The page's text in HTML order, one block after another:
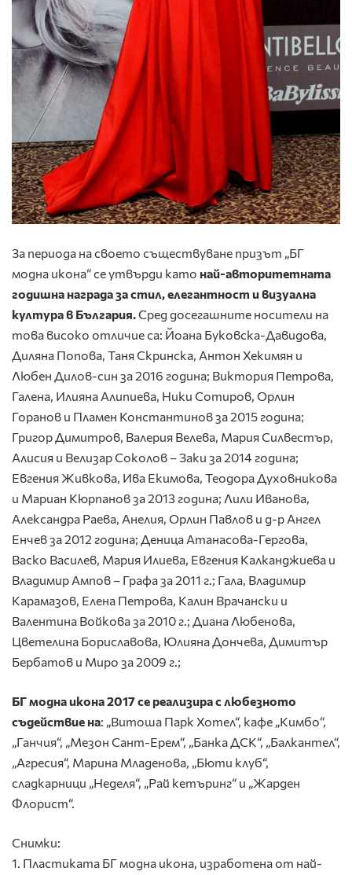
За периода на своето съществуване призът „БГ
модна икона“ се утвърди като най-авторитетната
годишна награда за стил, елегантност и визуална
култура в България.Сред досегашните носители на
това високо отличие са: Йоана Буковска-Давидова,
Диляна Попова, Таня Скринска, Антон Хекимян и
Любен Дилов-син за 2016 година; Виктория Петрова,
Галена, Илияна Алипиева, Ники Сотиров, Орлин
Горанов и Пламен Константинов за 2015 година;
Григор Димитров, Валерия Велева, Мария Силвестър,
Алисия и Велизар Соколов – Заки за 2014 година;
Евгения Живкова, Ива Екимова, Теодора Духовникова
и Мариан Кюрпанов за 2013 година; Лили Иванова,
Александра Раева, Анелия, Орлин Павлов и д-р Ангел
Енчев за 2012 година; Деница Атанасова-Гергова,
Васко Василев, Мария Илиева, Евгения Калканджиева и
Владимир Ампов – Графа за 2011 г.; Гала, Владимир
Карамазов, Елена Петрова, Калин Врачански и
Валентина Войкова за 2010 г.; Диана Любенова,
Цветелина Бориславова, Юлияна Дончева, Димитър
Бербатов и Миро за 2009 г.;
БГ модна икона 2017 се реализира с любезното
съдействие на: „Витоша Парк Хотел“, кафе „Кимбо“,
„Ганчия“, „Мезон Сант-Ерем“, „Банка ДСК“, „Балкантел“,
„Агресия“, Марина Младенова, „Бюти клуб“,
сладкарници „Неделя“, „Рай кетъринг“ и „Жарден
Флорист“.
Снимки:
1. Пластиката БГ модна икона, изработена от най-